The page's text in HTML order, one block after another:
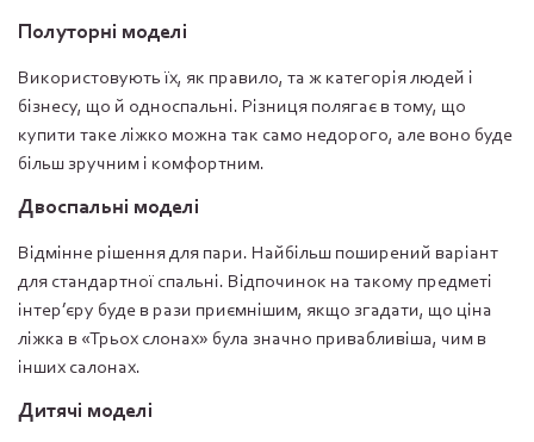
Полуторні моделі
Використовують їх, як правило, та ж категорія людей і
бізнесу, що й односпальні. Різниця полягає в тому, що
купити таке ліжко можна так само недорого, але воно буде
більш зручним і комфортним.
Двоспальні моделі
Відмінне рішення для пари. Найбільш поширений варіант
для стандартної спальні. Відпочинок на такому предметі
інтер’єру буде в рази приємнішим, якщо згадати, що ціна
ліжка в «Трьох слонах» була значно привабливіша, чим в
інших салонах.
Дитячі моделі